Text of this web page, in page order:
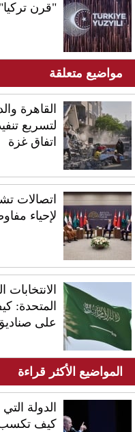
"قرن تركيا"
مواضيع متعلقة
القاهرة
لتسريع
اتفاق غزة
اتصالات
لإحياء
المتحدة:
على
المواضيع الأكثر قراءة
الدولة
كيف تكسب